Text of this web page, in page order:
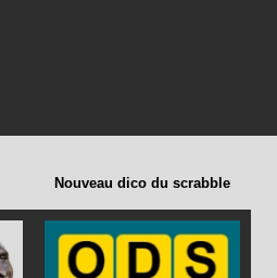
Nouveau dico du scrabble